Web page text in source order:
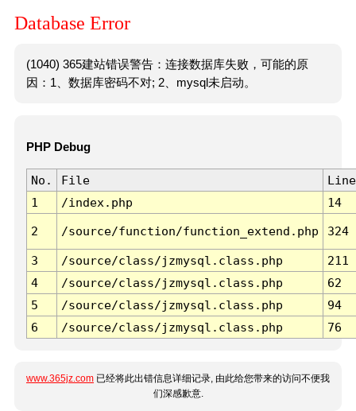
Database Error
(1040) 365建站错误警告：连接数据库失败，可能的原
因：1、数据库密码不对; 2、mysql未启动。
PHP Debug
No. File
Line
1
/index.php 14
2 /source/function/function_extend.php 324
3 /source/class/jzmysql.class.php
211
4
/source/class/jzmysql.class.php
62
5
/source/class/jzmysql.class.php
94
6
/source/class/jzmysql.class.php 76
www.365jz.com 已经将此出错信息详细记录, 由此给您带来的访问不便我
们深感歉意.